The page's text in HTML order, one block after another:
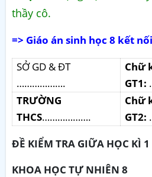
thầy cô.
=> Giáo án sinh học 8 kết
SỞ GD & ĐT
……………….
Chữ
GT1:
TRƯỜNG
THCS……………….
Chữ
GT2:
ĐỀ KIỂM TRA GIỮA HỌC KÌ 1
KHOA HỌC TỰ NHIÊN 8